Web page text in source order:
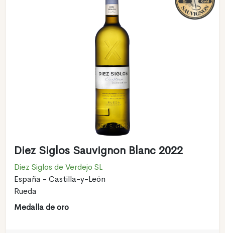
Diez Siglos Sauvignon Blanc 2022
Diez Siglos de Verdejo SL
España - Castilla-y-León
Rueda
Medalla de oro